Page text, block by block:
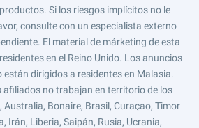
Si los riesgos implícitos no le
consulte con un especialista externo
El material de márketing de esta
en el Reino Unido. Los anuncios
están dirigidos a residentes en Malasia.
afiliados no trabajan en territorio de los
Australia, Bonaire, Brasil, Curaçao, Timor
Irán, Liberia, Saipán, Rusia, Ucrania,